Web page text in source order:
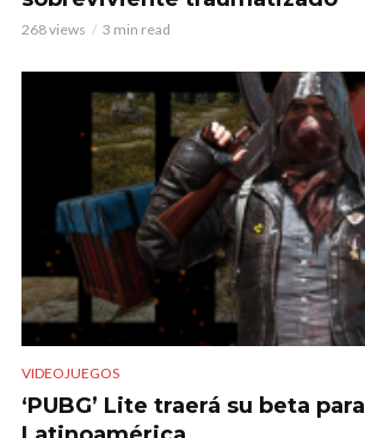
268 views 3 min read
VIDEOJUEGOS
‘PUBG’ Lite traerá su beta para